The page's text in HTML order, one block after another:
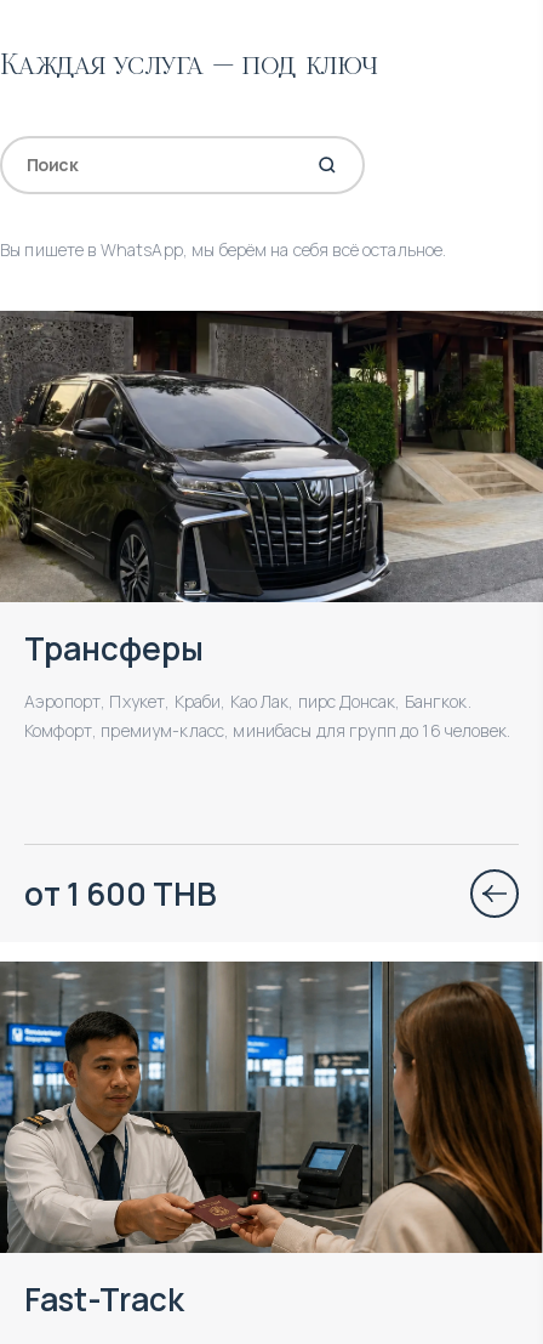
Каждая услуга — под ключ
Вы пишете в WhatsApp, мы берём на себя всё остальное.
Трансферы
Аэропорт, Пхукет, Краби, Као Лак, пирс Донсак, Бангкок.
Комфорт, премиум-класс, минибасы для групп до 16 человек.
от 1 600 THB
Fast-Track